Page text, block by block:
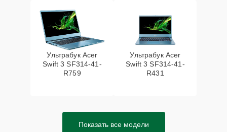
Ультрабук Acer
Swift 3 SF314-41-
R759
Ультрабук Acer
Swift 3 SF314-41-
R431
Показать все модели